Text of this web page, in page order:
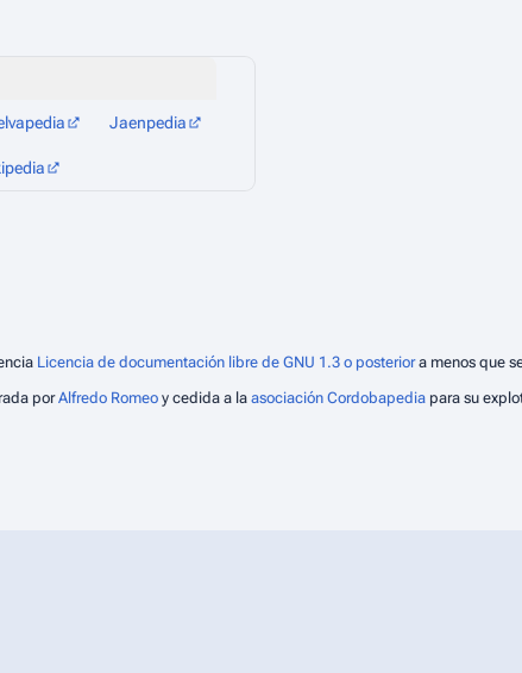
Jaenpedia
Licencia de documentación libre de GNU 1.3 o posteriora menos que
porAlfredo Romeo y cedida a la asociación Cordobapedia para su